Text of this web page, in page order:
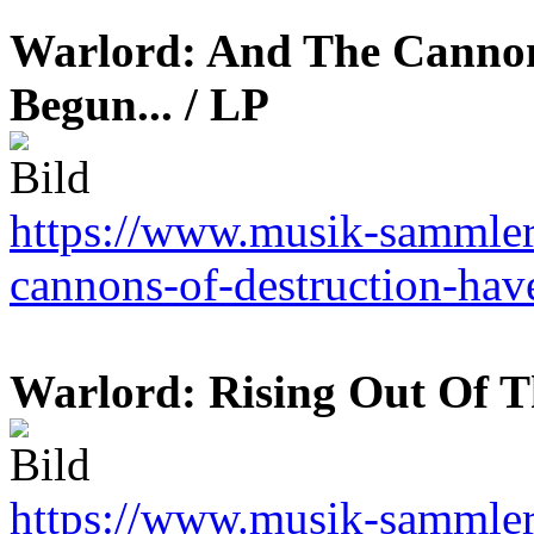
Warlord: And The
Begun... / LP
https://www.musik-
cannons-of-destruction-
Warlord: Rising Out Of
https://www.musik-